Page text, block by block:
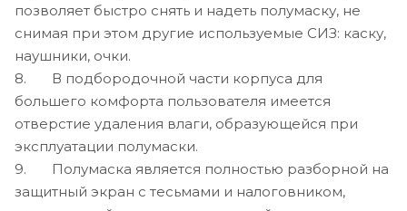
позволяет быстро снять и надеть полумаску, не
снимая при этом другие используемые СИЗ: каску,
наушники, очки.
8. В подбородочной части корпуса для
большего комфорта пользователя имеется
отверстие удаления влаги, образующейся при
эксплуатации полумаски.
9. Полумаска является полностью разборной на
защитный экран с тесьмами и налоговником,